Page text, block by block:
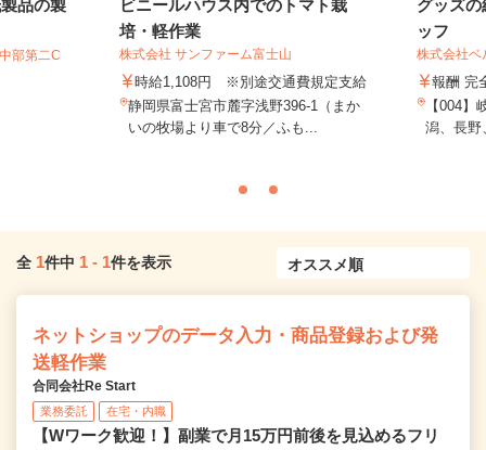
品の製
部第二C
ビニールハウス内でのトマト栽
培・軽作業
株式会社 サンファーム富士山
時給1,108円 ※別途交通費規定支給
静岡県富士宮市麓字浅野396-1（まか
いの牧場より車で8分／ふも...
グッズ
ッフ
株式会社ベ
報酬 完
【004】
潟、長野
全 1件中 1 - 1件を表示
ネットショップのデータ入力・商品登録および発
送軽作業
合同会社Re Start
業務委託 在宅・内職
【Wワーク歓迎！】副業で月15万円前後を見込めるフリ